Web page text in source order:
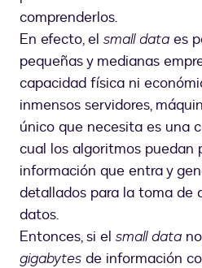
comprenderlos.
En efecto, el small data es
pequeñas y medianas
capacidad física ni
inmensos servidores,
único que necesita es una
cual los algoritmos puedan
información que entra y
detallados para la toma de
datos.
Entonces, si el small data
gigabytes de información